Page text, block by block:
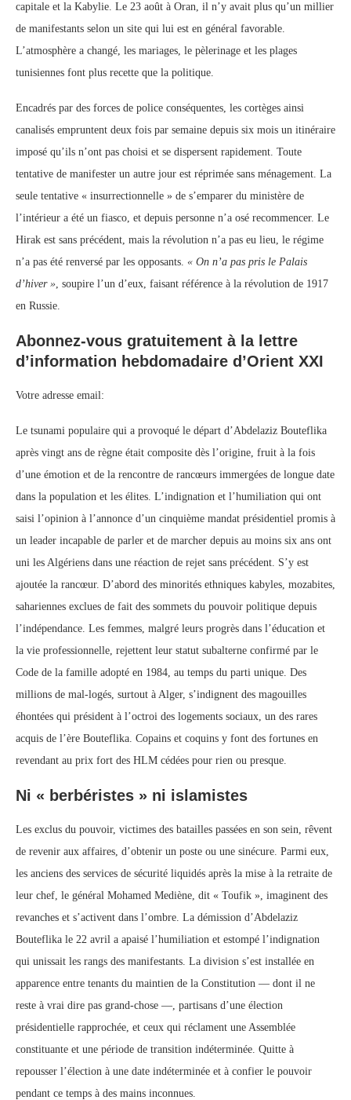
capitale et la Kabylie. Le 23 août à Oran, il n’y avait plus qu’un millier
de manifestants selon un site qui lui est en général favorable.
L’atmosphère a changé, les mariages, le pèlerinage et les plages
tunisiennes font plus recette que la politique.
Encadrés par des forces de police conséquentes, les cortèges ainsi
canalisés empruntent deux fois par semaine depuis six mois un itinéraire
imposé qu’ils n’ont pas choisi et se dispersent rapidement. Toute
tentative de manifester un autre jour est réprimée sans ménagement. La
seule tentative « insurrectionnelle » de s’emparer du ministère de
l’intérieur a été un fiasco, et depuis personne n’a osé recommencer. Le
Hirak est sans précédent, mais la révolution n’a pas eu lieu, le régime
n’a pas été renversé par les opposants. « On n’a pas pris le Palais
d’hiver », soupire l’un d’eux, faisant référence à la révolution de 1917
en Russie.
Abonnez-vous gratuitement à la lettre
d’information hebdomadaire d’Orient XXI
Votre adresse email:
Le tsunami populaire qui a provoqué le départ d’Abdelaziz Bouteflika
après vingt ans de règne était composite dès l’origine, fruit à la fois
d’une émotion et de la rencontre de rancœurs immergées de longue date
dans la population et les élites. L’indignation et l’humiliation qui ont
saisi l’opinion à l’annonce d’un cinquième mandat présidentiel promis à
un leader incapable de parler et de marcher depuis au moins six ans ont
uni les Algériens dans une réaction de rejet sans précédent. S’y est
ajoutée la rancœur. D’abord des minorités ethniques kabyles, mozabites,
sahariennes exclues de fait des sommets du pouvoir politique depuis
l’indépendance. Les femmes, malgré leurs progrès dans l’éducation et
la vie professionnelle, rejettent leur statut subalterne confirmé par le
Code de la famille adopté en 1984, au temps du parti unique. Des
millions de mal-logés, surtout à Alger, s’indignent des magouilles
éhontées qui président à l’octroi des logements sociaux, un des rares
acquis de l’ère Bouteflika. Copains et coquins y font des fortunes en
revendant au prix fort des HLM cédées pour rien ou presque.
Ni « berbéristes » ni islamistes
Les exclus du pouvoir, victimes des batailles passées en son sein, rêvent
de revenir aux affaires, d’obtenir un poste ou une sinécure. Parmi eux,
les anciens des services de sécurité liquidés après la mise à la retraite de
leur chef, le général Mohamed Mediène, dit « Toufik », imaginent des
revanches et s’activent dans l’ombre. La démission d’Abdelaziz
Bouteflika le 22 avril a apaisé l’humiliation et estompé l’indignation
qui unissait les rangs des manifestants. La division s’est installée en
apparence entre tenants du maintien de la Constitution — dont il ne
reste à vrai dire pas grand-chose —, partisans d’une élection
présidentielle rapprochée, et ceux qui réclament une Assemblée
constituante et une période de transition indéterminée. Quitte à
repousser l’élection à une date indéterminée et à confier le pouvoir
pendant ce temps à des mains inconnues.